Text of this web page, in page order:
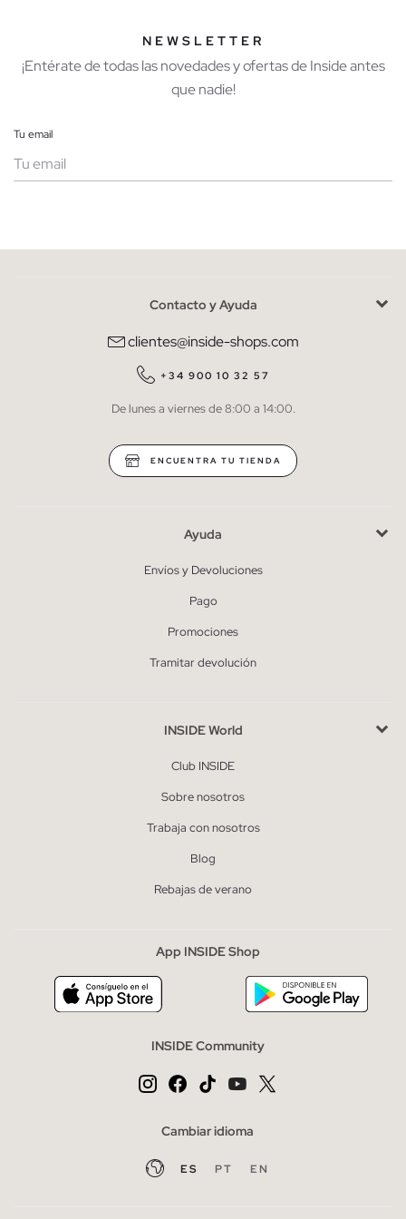
NEWSLETTER
¡Entérate de todas las novedades y ofertas de Inside antes
que nadie!
Tu email
He leído y entiendo lapolítica de privacidad
QUIERO SUSCRIBIRME
* Puedes cancelar la suscripción en cualquier momento.
Contacto y Ayuda
clientes@inside-shops.com
+34 900 10 32 57
De lunes a viernes de 8:00 a 14:00.
ENCUENTRA TU TIENDA
Ayuda
Envíos y Devoluciones
Pago
Promociones
Tramitar devolución
INSIDE World
Club INSIDE
Sobre nosotros
Trabaja con nosotros
Blog
Rebajas de verano
App INSIDE Shop
INSIDE Community
Cambiar idioma
ES PT EN